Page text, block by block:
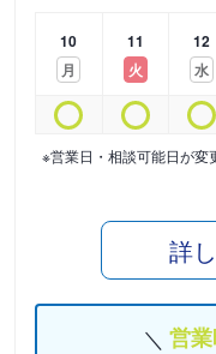
10
月
11
火
12
水
※営業日・相談可能日が変
詳
営